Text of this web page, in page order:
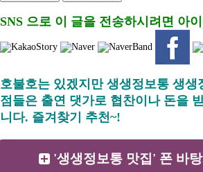
SNS 으로 이 글을 전송하시려면 아
호불호는 있겠지만 생생정보통 생생
점들은 출연 댓가로 협찬이나 돈을
니다. 즐겨찾기 추천~!
'생생정보통 맛집' 폰 바